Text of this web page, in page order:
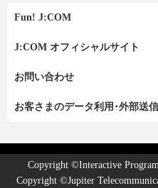
Fun! J:COM
J:COM オフィシャルサイト
お問い合わせ
お客さまのデータ利用･外部送
Copyright ©Interactive
Copyright ©Jupiter